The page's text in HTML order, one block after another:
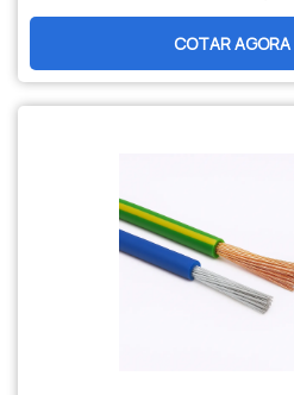
durabilidade,
manutenção. Opções
produção nacional e
especializada para sua
COTAR AGORA